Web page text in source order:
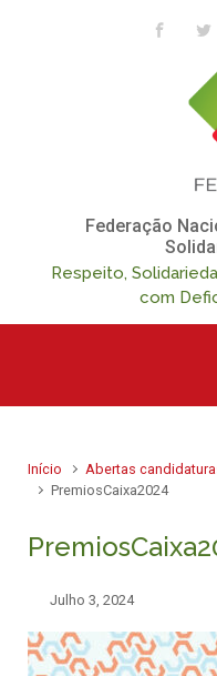
Skip to main content
Federação
Respeito,
com
Início
Abertas
PremiosCaixa2024
Julho 3, 2024